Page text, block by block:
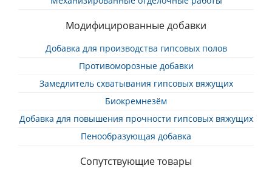
Модифицированные добавки
Добавка для производства гипсовых полов
Противоморозные добавки
Замедлитель схватывания гипсовых вяжущих
Биокремнезём
Добавка для повышения прочности гипсовых вяжущих
Пенообразующая добавка
Сопутствующие товары